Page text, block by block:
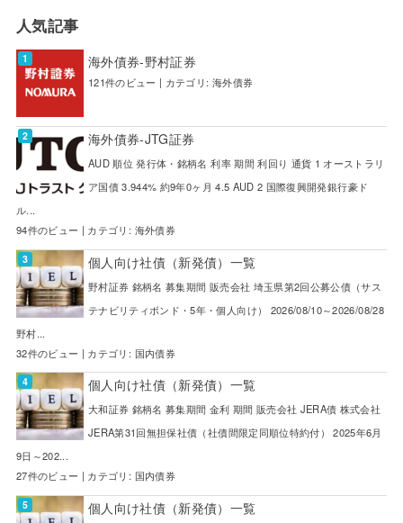
人気記事
海外債券-野村証券
121件のビュー | カテゴリ: 海外債券
海外債券-JTG証券
AUD 順位 発行体・銘柄名 利率 期間 利回り 通貨 1 オーストラリ
ア国債 3.944% 約9年0ヶ月 4.5 AUD 2 国際復興開発銀行豪ド
ル...
94件のビュー | カテゴリ: 海外債券
個人向け社債（新発債）一覧
野村証券 銘柄名 募集期間 販売会社 埼玉県第2回公募公債（サス
テナビリティボンド・5年・個人向け） 2026/08/10～2026/08/28
野村...
32件のビュー | カテゴリ: 国内債券
個人向け社債（新発債）一覧
大和証券 銘柄名 募集期間 金利 期間 販売会社 JERA債 株式会社
JERA第31回無担保社債（社債間限定同順位特約付） 2025年6月
9日～202...
27件のビュー | カテゴリ: 国内債券
個人向け社債（新発債）一覧